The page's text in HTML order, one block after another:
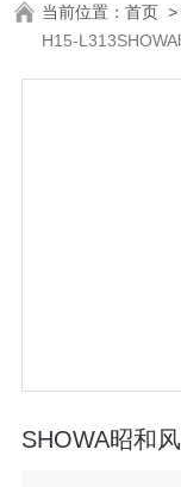
当前位置：首页 >
H15-
SHOWA昭和